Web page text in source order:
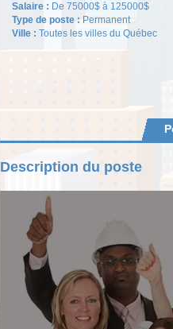
Salaire : De 75000$ à 125000$
Type de poste : Permanent
Ville : Toutes les villes du Québec
Description du poste